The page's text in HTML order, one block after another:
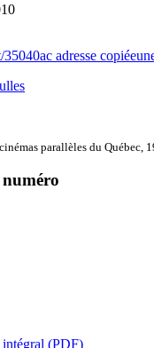
35040ac adresse copiée
parallèles du Québec,
numéro
intégral (PDF)